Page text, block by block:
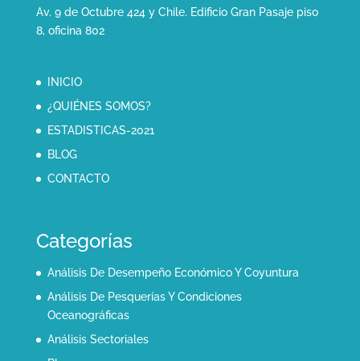
Av. 9 de Octubre 424 y Chile. Edificio Gran Pasaje piso
8, oficina 802
INICIO
¿QUIÉNES SOMOS?
ESTADISTICAS-2021
BLOG
CONTACTO
Categorías
Análisis De Desempeño Económico Y Coyuntura
Análisis De Pesquerías Y Condiciones
Oceanográficas
Análisis Sectoriales